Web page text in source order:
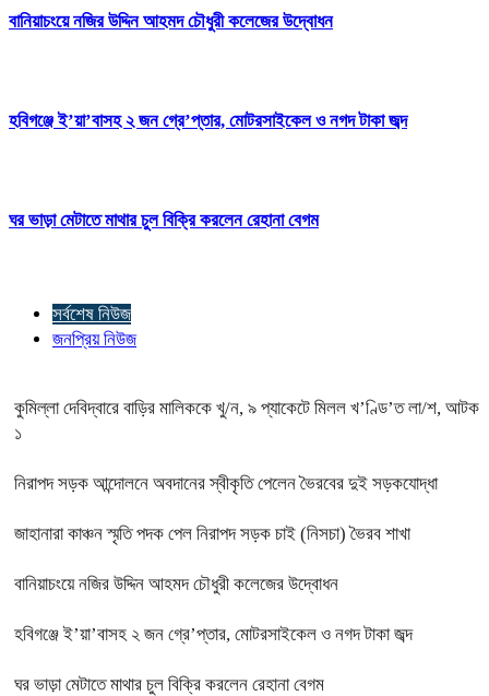
বানিয়াচংয়ে নজির উদ্দিন আহমদ চৌধুরী কলেজের উদ্বোধন
হবিগঞ্জে ই’য়া’বাসহ ২ জন গ্রে’প্তার, মোটরসাইকেল ও নগদ টাকা জব্দ
ঘর ভাড়া মেটাতে মাথার চুল বিক্রি করলেন রেহানা বেগম
সর্বশেষ নিউজ
জনপ্রিয় নিউজ
কুমিল্লা দেবিদ্বারে বাড়ির মালিককে খু/ন, ৯ প্যাকেটে মিলল খ’ণ্ডি’ত লা/শ, আটক
১
নিরাপদ সড়ক আন্দোলনে অবদানের স্বীকৃতি পেলেন ভৈরবের দুই সড়কযোদ্ধা
জাহানারা কাঞ্চন স্মৃতি পদক পেল নিরাপদ সড়ক চাই (নিসচা) ভৈরব শাখা
বানিয়াচংয়ে নজির উদ্দিন আহমদ চৌধুরী কলেজের উদ্বোধন
হবিগঞ্জে ই’য়া’বাসহ ২ জন গ্রে’প্তার, মোটরসাইকেল ও নগদ টাকা জব্দ
ঘর ভাড়া মেটাতে মাথার চুল বিক্রি করলেন রেহানা বেগম